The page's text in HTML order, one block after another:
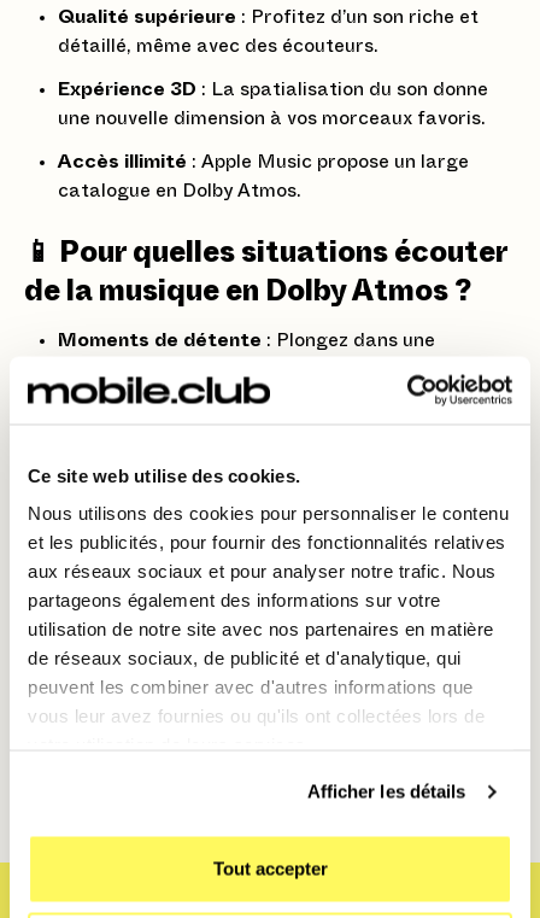
Ce site web utilise des cookies.
Nous utilisons des cookies pour personnaliser le contenu
et les publicités, pour fournir des fonctionnalités relatives
aux réseaux sociaux et pour analyser notre trafic. Nous
partageons également des informations sur votre
utilisation de notre site avec nos partenaires en matière
de réseaux sociaux, de publicité et d'analytique, qui
peuvent les combiner avec d'autres informations que
vous leur avez fournies ou qu'ils ont collectées lors de
Afficher les détails
Tout accepter
Qualité supérieure : Profitez d’un son riche et
détaillé, même avec des écouteurs.
Expérience 3D : La spatialisation du son donne
une nouvelle dimension à vos morceaux favoris.
Accès illimité : Apple Music propose un large
catalogue en Dolby Atmos.
📱 Pour quelles situations écouter
de la musique en Dolby Atmos ?
Moments de détente : Plongez dans une
: Boostez votre énergie avec des
Voyages: Transformez vos trajets en concerts
privés.
Travail créatif
avec une qualité exceptionnelle.
Vivez la musique autrement avec l’iPhone 13 Pro et
Dolby Atmos. Louez-le dès maintenant avecMobile
Club et laissez-vous envelopper par un son